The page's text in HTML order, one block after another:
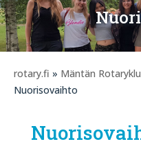
rotary.fi » Mäntän
Nuorisovaihto